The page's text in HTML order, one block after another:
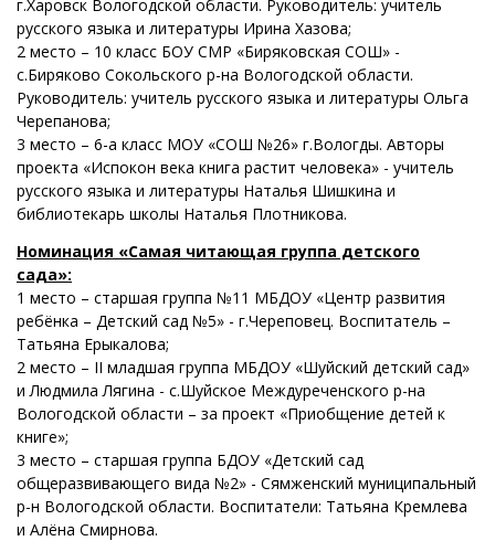
г.Харовск Вологодской области. Руководитель: учитель
русского языка и литературы Ирина Хазова;
2 место – 10 класс БОУ СМР «Биряковская СОШ» -
с.Биряково Сокольского р-на Вологодской области.
Руководитель: учитель русского языка и литературы Ольга
Черепанова;
3 место – 6-а класс МОУ «СОШ №26» г.Вологды. Авторы
проекта «Испокон века книга растит человека» - учитель
русского языка и литературы Наталья Шишкина и
библиотекарь школы Наталья Плотникова.
Номинация «Самая читающая группа детского
сада»:
1 место – старшая группа №11 МБДОУ «Центр развития
ребёнка – Детский сад №5» - г.Череповец. Воспитатель –
Татьяна Ерыкалова;
2 место – II младшая группа МБДОУ «Шуйский детский сад»
и Людмила Лягина - с.Шуйское Междуреченского р-на
Вологодской области – за проект «Приобщение детей к
книге»;
3 место – старшая группа БДОУ «Детский сад
общеразвивающего вида №2» - Сямженский муниципальный
р-н Вологодской области. Воспитатели: Татьяна Кремлева
и Алёна Смирнова.